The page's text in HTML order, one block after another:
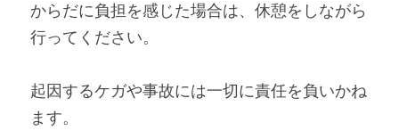
からだに負担を感じた場合は、休憩をしながら
行ってください。
起因するケガや事故には一切に責任を負いかね
ます。